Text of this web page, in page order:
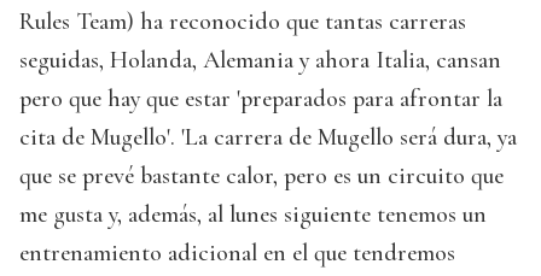
Rules Team) ha reconocido que tantas carreras
seguidas, Holanda, Alemania y ahora Italia, cansan
pero que hay que estar 'preparados para afrontar la
cita de Mugello'. 'La carrera de Mugello será dura, ya
que se prevé bastante calor, pero es un circuito que
me gusta y, además, al lunes siguiente tenemos un
entrenamiento adicional en el que tendremos